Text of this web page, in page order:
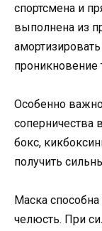
спортсмена и
выполнена из
Особенно
соперничества
бокс,
получить
Маска
челюсть. При